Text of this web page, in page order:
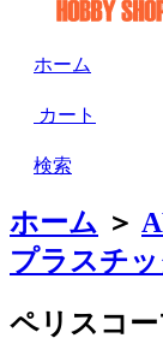
ホーム
カート
検索
ホーム ＞
プラスチ
ペリスコ